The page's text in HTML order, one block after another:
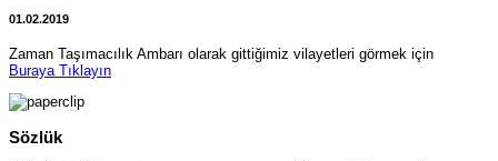
01.02.2019
Zaman Taşımacılık Ambarı olarak gittiğimiz vilayetleri görmek için
Buraya Tıklayın
Sözlük